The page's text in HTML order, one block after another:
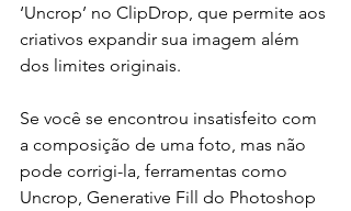
‘Uncrop’ no ClipDrop, que permite aos
criativos expandir sua imagem além
dos limites originais.
Se você se encontrou insatisfeito com
a composição de uma foto, mas não
pode corrigi-la, ferramentas como
Uncrop, Generative Fill do Photoshop